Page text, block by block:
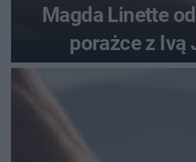
Magda Linette
porażce z Ivą